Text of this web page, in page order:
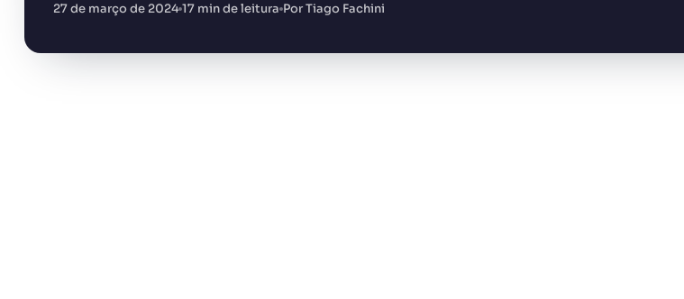
27 de março de 2024 17 min de leitura Por Tiago Fachini